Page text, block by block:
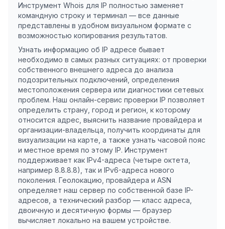
Инструмент Whois для IP полностью заменяет
командную строку и терминал — все данные
представлены в удобном визуальном формате с
возможностью копирования результатов.
Узнать информацию об IP адресе бывает
необходимо в самых разных ситуациях: от проверки
собственного внешнего адреса до анализа
подозрительных подключений, определения
местоположения сервера или диагностики сетевых
проблем. Наш онлайн-сервис проверки IP позволяет
определить страну, город и регион, к которому
относится адрес, выяснить название провайдера и
организации-владельца, получить координаты для
визуализации на карте, а также узнать часовой пояс
и местное время по этому IP. Инструмент
поддерживает как IPv4-адреса (четыре октета,
например 8.8.8.8), так и IPv6-адреса нового
поколения. Геолокацию, провайдера и ASN
определяет наш сервер по собственной базе IP-
адресов, а технический разбор — класс адреса,
двоичную и десятичную формы — браузер
вычисляет локально на вашем устройстве.